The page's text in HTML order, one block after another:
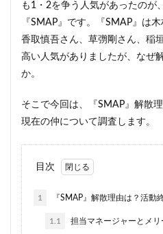
も1・2を争う人気があったのが
『SMAP』です。『SMAP』は
香取慎吾さん、草彅剛さん、稲
高い人気がありましたが、なぜ
か。
そこで今回は、『SMAP』解散
現在の仲について調査します。
目次
1 『SMAP』解散理由は？活動
1.1 担当マネージャーとメリ